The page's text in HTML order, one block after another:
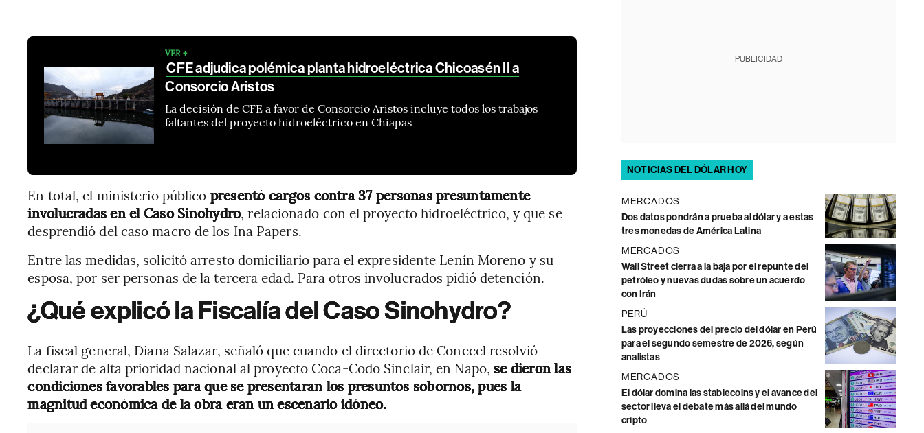
VER +
CFE adjudica polémica planta hidroeléctrica Chicoasén II a
Consorcio Aristos
La decisión de CFE a favor de Consorcio Aristos incluye todos los trabajos
faltantes del proyecto hidroeléctrico en Chiapas
En total, el ministerio público presentó cargos contra 37 personas presuntamente
involucradas en el Caso Sinohydro, relacionado con el proyecto hidroeléctrico, y que se
desprendió del caso macro de los Ina Papers.
Entre las medidas, solicitó arresto domiciliario para el expresidente Lenín Moreno y su
esposa, por ser personas de la tercera edad. Para otros involucrados pidió detención.
¿Qué explicó la Fiscalía del Caso Sinohydro?
La fiscal general, Diana Salazar, señaló que cuando el directorio de Conecel resolvió
declarar de alta prioridad nacional al proyecto Coca-Codo Sinclair, en Napo, se dieron las
condiciones favorables para que se presentaran los presuntos sobornos, pues la
magnitud económica de la obra eran un escenario idóneo.
PUBLICIDAD
NOTICIAS DEL DÓLAR HOY
MERCADOS
Dos datos pondrán a prueba al dólar y a estas
tres monedas de América Latina
MERCADOS
Wall Street cierra a la baja por el repunte del
petróleo y nuevas dudas sobre un acuerdo
con Irán
PERÚ
Las proyecciones del precio del dólar en Perú
para el segundo semestre de 2026, según
analistas
MERCADOS
El dólar domina las stablecoins y el avance del
sector lleva el debate más allá del mundo
cripto